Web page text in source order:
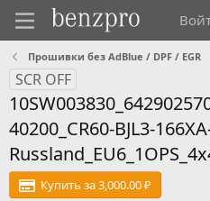
Прошивки без AdBlue / DPF / EGR
SCR OFF
40200_CR60-BJL3-
Купить за 3,000.00 ₽